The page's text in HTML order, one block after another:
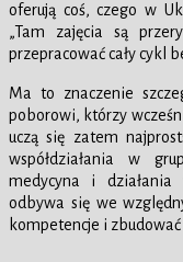
oferują coś, czego w
„Tam zajęcia są
przepracować cały cykl
Ma to znaczenie
poborowi, którzy
uczą się zatem
współdziałania w
medycyna i działania
odbywa się we
kompetencje i